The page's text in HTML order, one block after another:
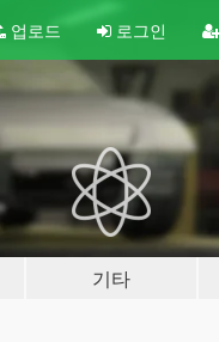
업로드 로그인
기타